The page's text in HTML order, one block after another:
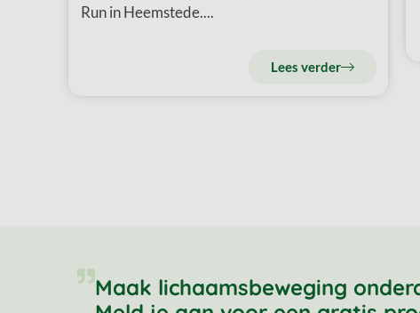
Run in Heemstede....
Lees verder
Maak lichaamsbeweging